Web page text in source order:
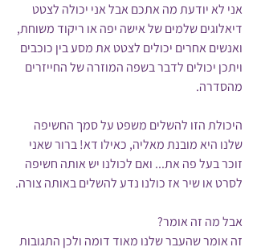
אני לא יודעת מה אתכם אבל אני יכולה לצטט
דיאלוגים שלמים של אישה יפה או ריקוד משוחת,
ואנשים אחרים יכולים לצטט את מסע בין כוכבים
ויתכן יכולים לדבר בשפה המוזרה של החייזרים
מהסדרה.
היכולת הזו להשלים משפט על סמך החשיפה
שלנו היא מובנת מאליה, כאילו דא! ברור שאני
זוכר בעל פה את... ואם לכולנו יש אותה חשיפה
לסרט או שיר אז כולנו נדע להשלים באותה צורה.
אבל מה זה אומר?
זה אומר שהעבר שלנו מאוד דומה ולכן התגובות